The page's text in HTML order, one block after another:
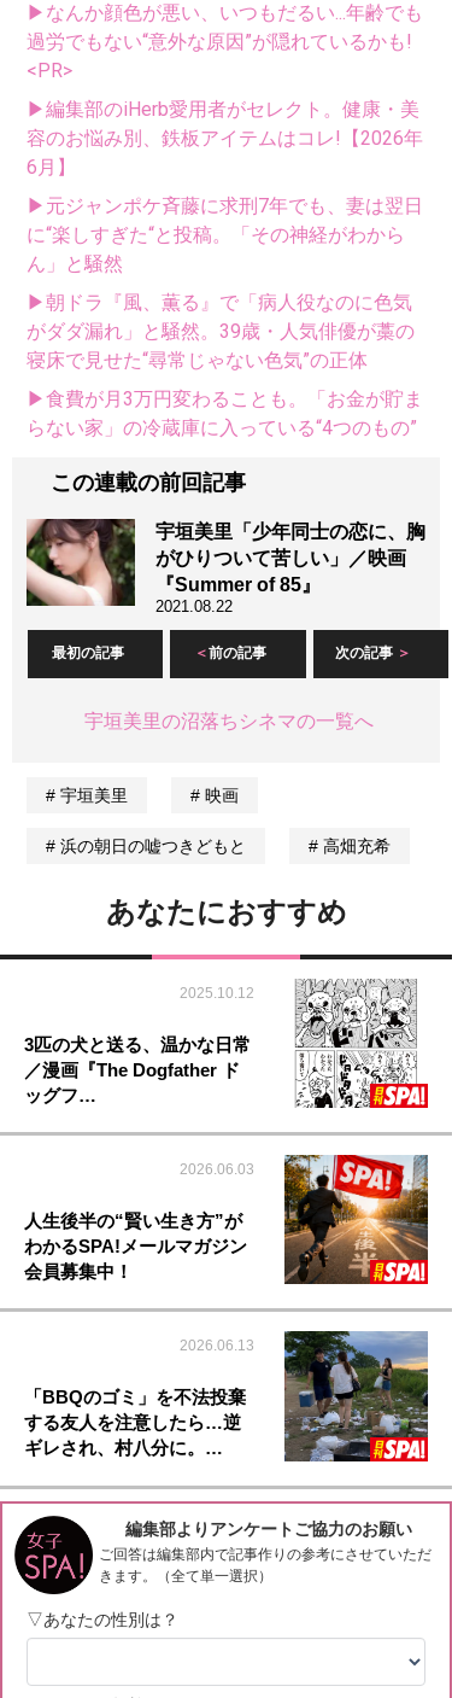
▶なんか顔色が悪い、いつもだるい...年齢でも
過労でもない“意外な原因”が隠れているかも!
<PR>
▶編集部のiHerb愛用者がセレクト。健康・美
容のお悩み別、鉄板アイテムはコレ!【2026年
6月】
▶元ジャンポケ斉藤に求刑7年でも、妻は翌日
に“楽しすぎた“と投稿。「その神経がわから
ん」と騒然
▶朝ドラ『風、薫る』で「病人役なのに色気
がダダ漏れ」と騒然。39歳・人気俳優が藁の
寝床で見せた“尋常じゃない色気”の正体
▶食費が月3万円変わることも。「お金が貯ま
らない家」の冷蔵庫に入っている“4つのもの”
この連載の前回記事
宇垣美里「少年同士の恋に、胸
がひりついて苦しい」／映画
『Summer of 85』
2021.08.22
最初の記事 前の記事 次の記事
宇垣美里の沼落ちシネマの一覧へ
宇垣美里 映画
浜の朝日の嘘つきどもと 高畑充希
あなたにおすすめ
2025.10.12
3匹の犬と送る、温かな日常
／漫画『The Dogfather ド
ッグフ…
2026.06.03
人生後半の“賢い生き方”が
わかるSPA!メールマガジン
会員募集中！
2026.06.13
「BBQのゴミ」を不法投棄
する友人を注意したら…逆
ギレされ、村八分に。…